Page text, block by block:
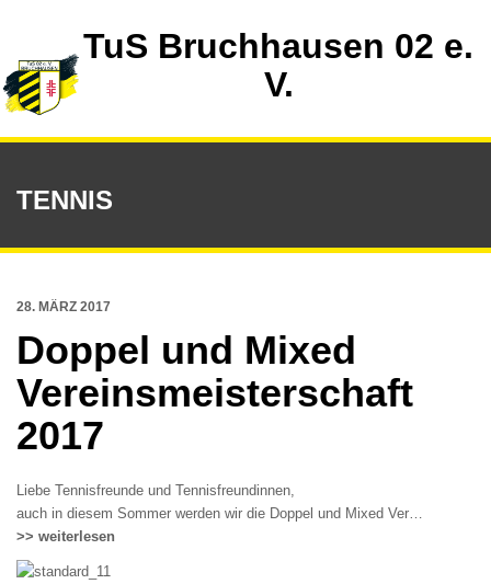
TuS Bruchhausen 02 e.
V.
TENNIS
28. MÄRZ 2017
Doppel und Mixed
Vereinsmeisterschaft
2017
Liebe Tennisfreunde und Tennisfreundinnen,
auch in diesem Sommer werden wir die Doppel und Mixed Ver…
>> weiterlesen